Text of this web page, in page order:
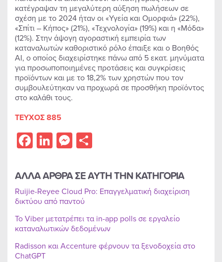
κατέγραψαν τη μεγαλύτερη αύξηση πωλήσεων σε
σχέση με το 2024 ήταν οι «Υγεία και Ομορφιά» (22%),
«Σπίτι – Κήπος» (21%), «Τεχνολογία» (19%) και η «Μόδα»
(12%). Στην άψογη αγοραστική εμπειρία των
καταναλωτών καθοριστικό ρόλο έπαιξε και ο Βοηθός
AI, ο οποίος διαχειρίστηκε πάνω από 5 εκατ. μηνύματα
για προσωποποιημένες προτάσεις και συγκρίσεις
προϊόντων και με το 18,2% των χρηστών που τον
συμβουλεύτηκαν να προχωρά σε προσθήκη προϊόντος
στο καλάθι τους.
ΤΕΥΧΟΣ 885
Facebook
LinkedIn
Messenger
ΑΛΛΑ ΑΡΘΡΑ ΣΕ ΑΥΤΗ ΤΗΝ ΚΑΤΗΓΟΡΙΑ
Ruijie-Reyee Cloud Pro: Επαγγελματική διαχείριση
δικτύου από παντού
Το Viber μετατρέπει τα in-app polls σε εργαλείο
καταναλωτικών δεδομένων
Radisson και Accenture φέρνουν τα ξενοδοχεία στο
ChatGPT